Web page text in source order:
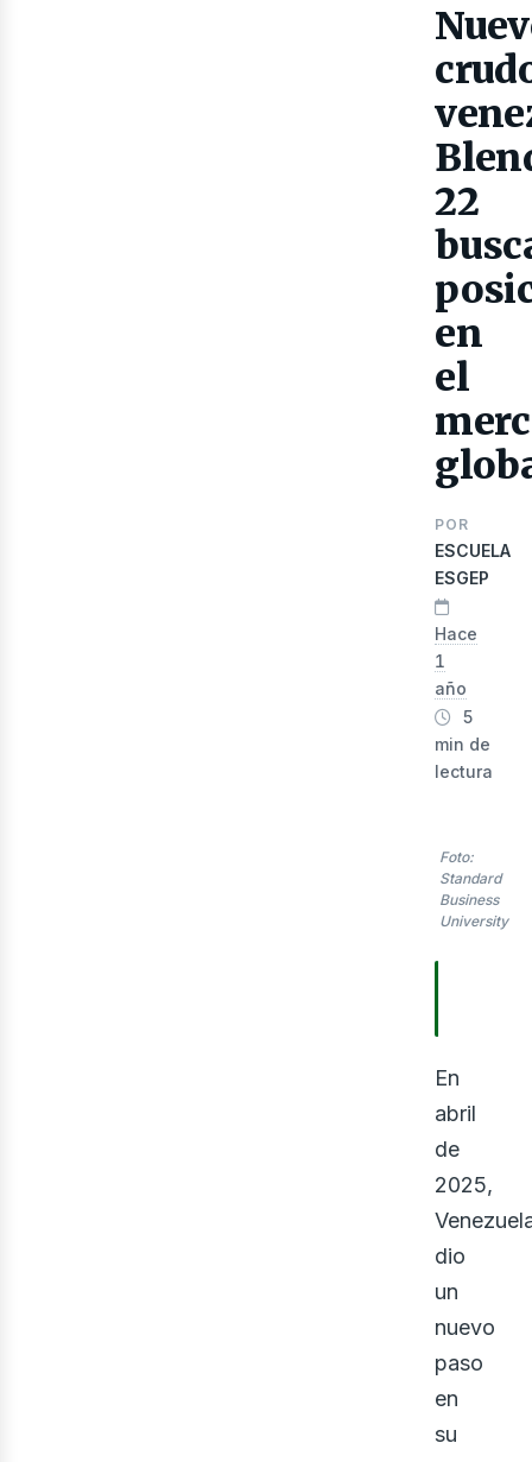
22
en
el
POR
ESCUELA
ESGEP
Hace
1
año
5
min de
lectura
Foto:
Standard
Business
University
En
abril
de
2025,
dio
un
nuevo
paso
en
su